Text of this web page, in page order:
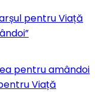
pentru Viață
pentru amândoi
Viață